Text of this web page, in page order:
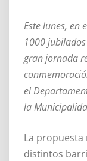
Este lunes, en
1000
gran jornada
el
la
La
distintos